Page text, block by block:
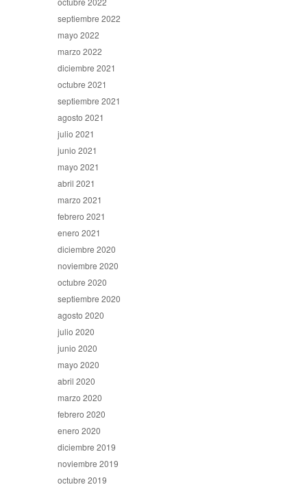
septiembre 2022
mayo 2022
marzo 2022
diciembre 2021
octubre 2021
septiembre 2021
agosto 2021
julio 2021
junio 2021
mayo 2021
abril 2021
marzo 2021
febrero 2021
enero 2021
diciembre 2020
noviembre 2020
octubre 2020
septiembre 2020
agosto 2020
julio 2020
junio 2020
mayo 2020
abril 2020
marzo 2020
febrero 2020
enero 2020
diciembre 2019
noviembre 2019
octubre 2019